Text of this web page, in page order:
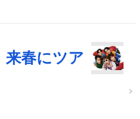
来春にツア